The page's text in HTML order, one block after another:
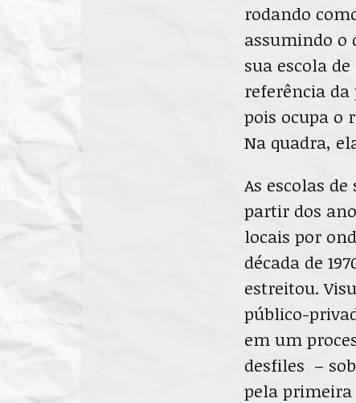
rodando
assumindo o
sua escola
referência da
pois ocupa o
Na quadra,
As escolas
partir dos
locais por
década de
estreitou.
público-
em um
desfiles –
pela primeira